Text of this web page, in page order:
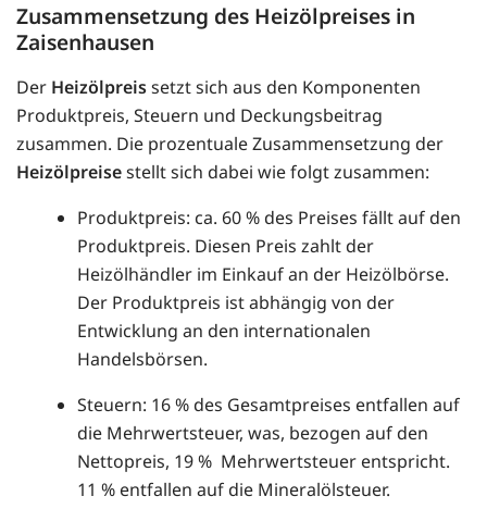
Zusammensetzung des Heizölpreises in
Zaisenhausen
Der Heizölpreissetzt sich aus den Komponenten
Produktpreis, Steuern und Deckungsbeitrag
zusammen. Die prozentuale Zusammensetzung der
Heizölpreisestellt sich dabei wie folgt zusammen:
Produktpreis: ca. 60 % des Preises fällt auf den
Produktpreis. Diesen Preis zahlt der
Heizölhändler im Einkauf an der Heizölbörse.
Der Produktpreis ist abhängig von der
Entwicklung an den internationalen
Handelsbörsen.
Steuern: 16 % des Gesamtpreises entfallen auf
die Mehrwertsteuer, was, bezogen auf den
Nettopreis, 19 % Mehrwertsteuer entspricht.
11 % entfallen auf die Mineralölsteuer.